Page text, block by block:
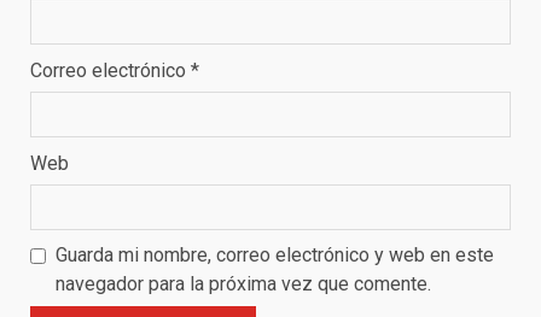
Correo electrónico *
Web
Guarda mi nombre, correo electrónico y web en este
navegador para la próxima vez que comente.